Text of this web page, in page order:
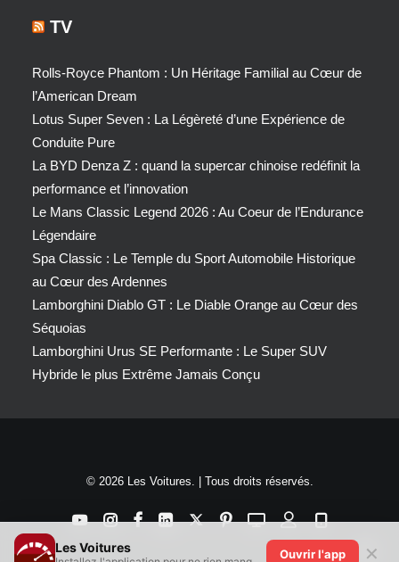
TV
Rolls-Royce Phantom : Un Héritage Familial au Cœur de
l’American Dream
Lotus Super Seven : La Légèreté d’une Expérience de
Conduite Pure
La BYD Denza Z : quand la supercar chinoise redéfinit la
performance et l’innovation
Le Mans Classic Legend 2026 : Au Coeur de l’Endurance
Légendaire
Spa Classic : Le Temple du Sport Automobile Historique
au Cœur des Ardennes
Lamborghini Diablo GT : Le Diable Orange au Cœur des
Séquoias
Lamborghini Urus SE Performante : Le Super SUV
Hybride le plus Extrême Jamais Conçu
© 2026 Les Voitures. | Tous droits réservés.
Les Voitures Ouvrir l'app ✕